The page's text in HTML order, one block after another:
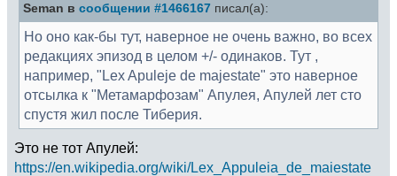
Seman в сообщении #1466167 писал(а):
Но оно как-бы тут, наверное не очень важно, во всех
редакциях эпизод в целом +/- одинаков. Тут ,
например, "Lex Apuleje de majestate" это наверное
отсылка к "Метамарфозам" Апулея, Апулей лет сто
спустя жил после Тиберия.
Это не тот Апулей:
https://en.wikipedia.org/wiki/Lex_Appuleia_de_maiestate